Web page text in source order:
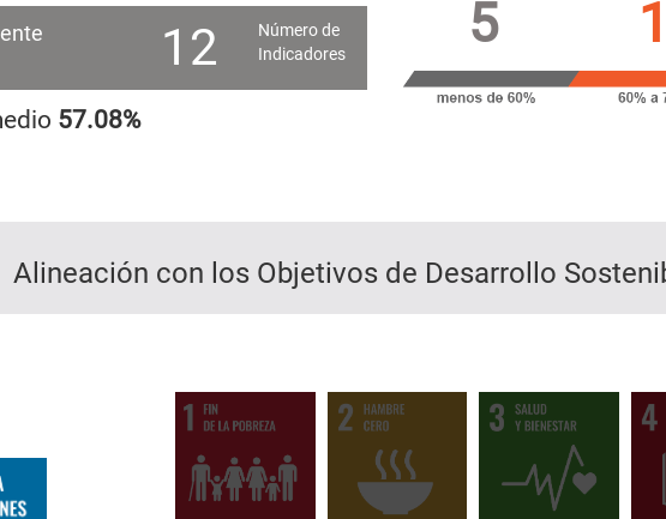
12
Número de
Indicadores
57.08%
5 1
Alineación con los Objetivos de Desarrollo